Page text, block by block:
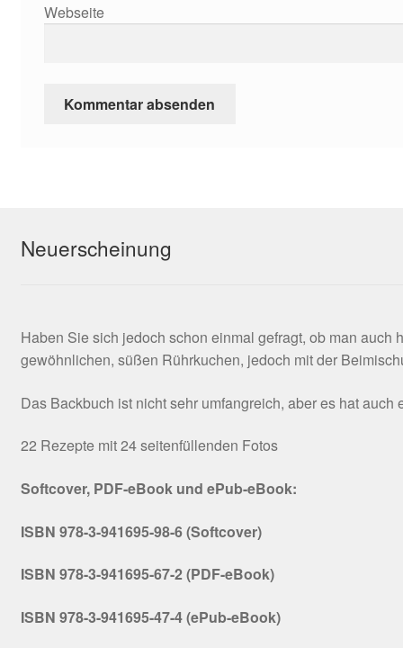
Webseite
Neuerscheinung
Haben Sie sich jedoch schon einmal gefragt, ob man
gewöhnlichen, süßen Rührkuchen, jedoch mit der
Das Backbuch ist nicht sehr umfangreich, aber es hat
22 Rezepte mit 24 seitenfüllenden Fotos
Softcover, PDF-eBook und ePub-eBook:
ISBN 978-3-941695-98-6 (Softcover)
ISBN 978-3-941695-67-2 (PDF-eBook)
ISBN 978-3-941695-47-4 (ePub-eBook)